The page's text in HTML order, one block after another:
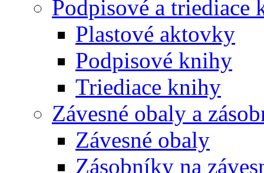
Podpisové a triediace
Plastové aktovky
Podpisové knihy
Triediace knihy
Závesné obaly a
Závesné obaly
Zásobníky na